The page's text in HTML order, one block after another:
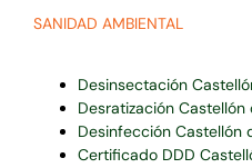
SANIDAD AMBIENTAL
Desinsectación
Desratización Castellón
Desinfección Castellón
Certificado DDD